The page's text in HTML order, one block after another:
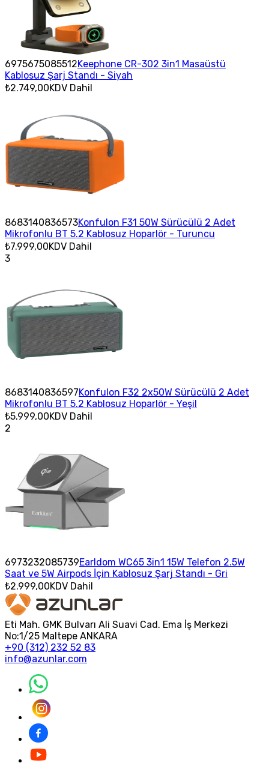
6975675085512Keephone CR-302 3in1 Masaüstü
Kablosuz Şarj Standı - Siyah
₺2.749,00KDV Dahil
8683140836573Konfulon F31 50W Sürücülü 2 Adet
Mikrofonlu BT 5.2 Kablosuz Hoparlör - Turuncu
₺7.999,00KDV Dahil
3
8683140836597Konfulon F32 2x50W Sürücülü 2 Adet
Mikrofonlu BT 5.2 Kablosuz Hoparlör - Yeşil
₺5.999,00KDV Dahil
2
6973232085739Earldom WC65 3in1 15W Telefon 2.5W
Saat ve 5W Airpods İçin Kablosuz Şarj Standı - Gri
₺2.999,00KDV Dahil
Eti Mah. GMK Bulvarı Ali Suavi Cad. Ema İş Merkezi
No:1/25 Maltepe ANKARA
+90 (312) 232 52 83
info@azunlar.com